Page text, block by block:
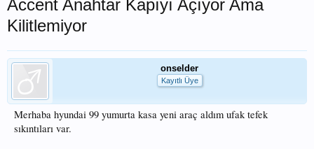
Accent Anahtar Kapıyı Açıyor Ama
Kilitlemiyor
onselder
Kayıtlı Üye
Merhaba hyundai 99 yumurta kasa yeni araç aldım ufak tefek
sıkıntıları var.